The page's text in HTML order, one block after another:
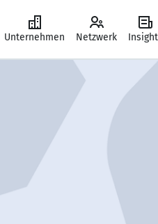
Unternehmen Netzwerk